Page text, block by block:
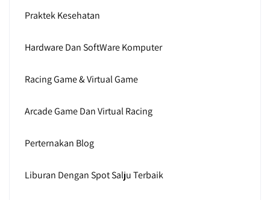
Praktek Kesehatan
Hardware Dan SoftWare Komputer
Racing Game & Virtual Game
Arcade Game Dan Virtual Racing
Perternakan Blog
Liburan Dengan Spot Salju Terbaik